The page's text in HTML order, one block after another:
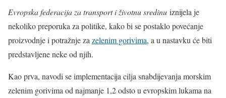
Evropska federacija za transport i životnu sredinu iznijela je
nekoliko preporuka za politike, kako bi se postaklo povećanje
proizvodnje i potražnje za zelenim gorivima, a u nastavku će biti
predstavljene neke od njih.
Kao prva, navodi se implementacija cilja snabdijevanja morskim
zelenim gorivima od najmanje 1,2 odsto u evropskim lukama na